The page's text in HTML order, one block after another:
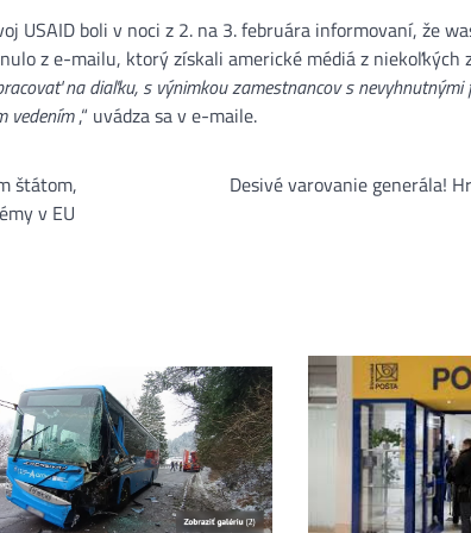
USAID boli v noci z 2. na 3. februára informovaní, že
z e-mailu, ktorý získali americké médiá z niekoľkých
na diaľku, s výnimkou zamestnancov s
vedením,“ uvádza sa v e-maile.
štátom,
v EU
Desivé varovanie generála!